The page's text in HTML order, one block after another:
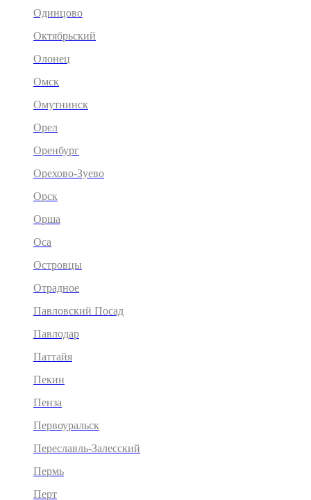
Одинцово
Октябрьский
Олонец
Омск
Омутнинск
Орел
Оренбург
Орехово-Зуево
Орск
Орша
Оса
Островцы
Отрадное
Павловский Посад
Павлодар
Паттайя
Пекин
Пенза
Первоуральск
Переславль-Залесский
Пермь
Перт